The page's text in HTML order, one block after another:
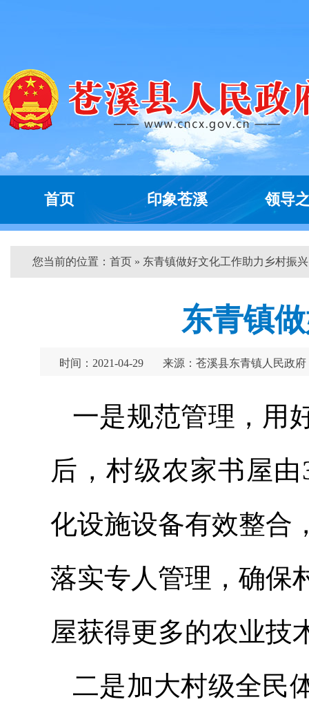
首页 印象苍溪 领导
您当前的位置： 首页 » 东青镇做好文化工作助力乡村振
东青镇
时间：2021-04-29 来源：苍溪县东青镇人民政府
一是规范管理，用
后，村级农家书屋
化设施设备有效整合
落实专人管理，确保
屋获得更多的农业技
二是加大村级全民